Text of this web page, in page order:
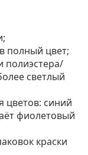
полный цвет;
полиэстера/
светлый
цветов: синий
фиолетовый
краски